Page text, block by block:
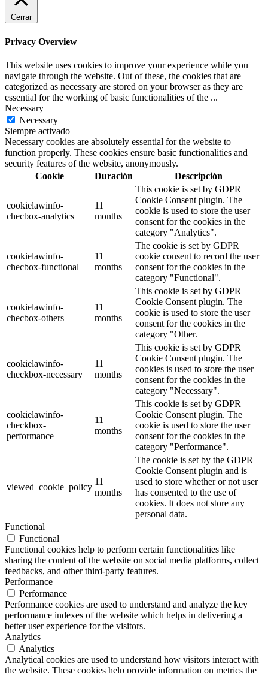
Cerrar
Privacy Overview
This website uses cookies to improve your experience while you
navigate through the website. Out of these, the cookies that are
categorized as necessary are stored on your browser as they are
essential for the working of basic functionalities of the ...
Necessary
Necessary
Siempre activado
Necessary cookies are absolutely essential for the website to
function properly. These cookies ensure basic functionalities and
security features of the website, anonymously.
Cookie
Duración Descripción
cookielawinfo-
checbox-analytics
11
months
This cookie is set by GDPR
Cookie Consent plugin. The
cookie is used to store the user
consent for the cookies in the
category "Analytics".
cookielawinfo-
checbox-functional
11
months
The cookie is set by GDPR
cookie consent to record the user
consent for the cookies in the
category "Functional".
cookielawinfo-
checbox-others
11
months
This cookie is set by GDPR
Cookie Consent plugin. The
cookie is used to store the user
consent for the cookies in the
category "Other.
cookielawinfo-
checkbox-necessary
11
months
This cookie is set by GDPR
Cookie Consent plugin. The
cookies is used to store the user
consent for the cookies in the
category "Necessary".
cookielawinfo-
checkbox-
performance
11
months
This cookie is set by GDPR
Cookie Consent plugin. The
cookie is used to store the user
consent for the cookies in the
category "Performance".
viewed_cookie_policy
11
months
The cookie is set by the GDPR
Cookie Consent plugin and is
used to store whether or not user
has consented to the use of
cookies. It does not store any
personal data.
Functional
Functional
Functional cookies help to perform certain functionalities like
sharing the content of the website on social media platforms, collect
feedbacks, and other third-party features.
Performance
Performance
Performance cookies are used to understand and analyze the key
performance indexes of the website which helps in delivering a
better user experience for the visitors.
Analytics
Analytics
Analytical cookies are used to understand how visitors interact with
the website. These cookies help provide information on metrics the